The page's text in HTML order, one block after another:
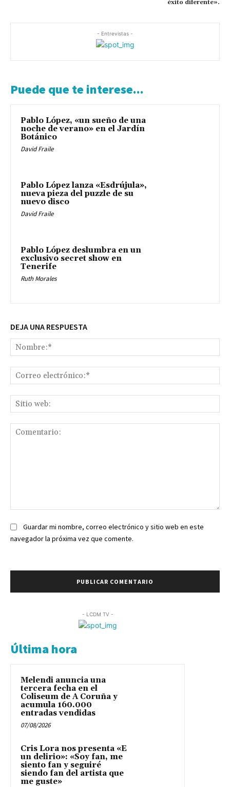
éxito diferente».
- Entrevistas -
Puede que te interese...
Pablo López, «un sueño de una
noche de verano» en el Jardín
Botánico
David Fraile
Pablo López lanza «Esdrújula»,
nueva pieza del puzzle de su
nuevo disco
David Fraile
Pablo López deslumbra en un
exclusivo secret show en
Tenerife
Ruth Morales
DEJA UNA RESPUESTA
Guardar mi nombre, correo electrónico y sitio web en este
navegador la próxima vez que comente.
- LCDM TV -
Última hora
Melendi anuncia una
tercera fecha en el
Coliseum de A Coruña y
acumula 160.000
entradas vendidas
07/08/2026
Cris Lora nos presenta «E
un delirio»: «Soy fan, me
siento fan y seguiré
siendo fan del artista que
me guste»